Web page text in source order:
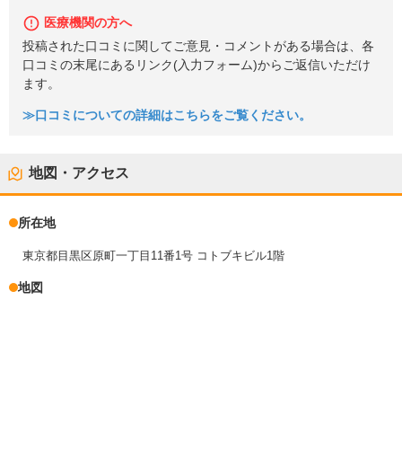
医療機関の方へ
投稿された口コミに関してご意見・コメントがある場合は、各
口コミの末尾にあるリンク(入力フォーム)からご返信いただけ
ます。
≫口コミについての詳細はこちらをご覧ください。
地図・アクセス
所在地
東京都目黒区原町一丁目11番1号 コトブキビル1階
地図